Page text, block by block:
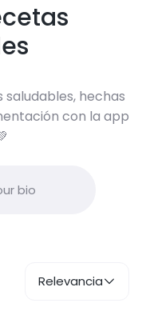
hechas
con la app
Relevancia